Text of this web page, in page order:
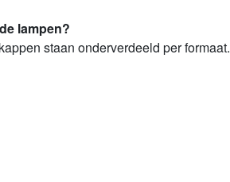
lampen?
staan onderverdeeld per formaat.